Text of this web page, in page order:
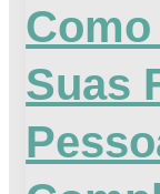
Suas
e
Pedro